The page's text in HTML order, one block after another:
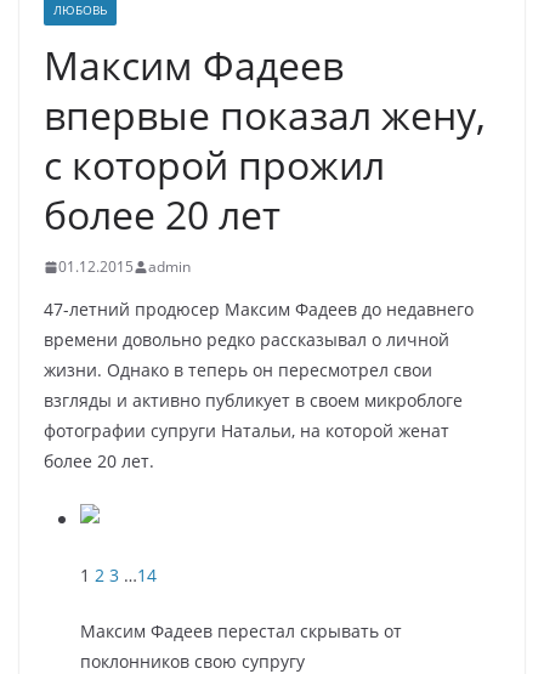
ЛЮБОВЬ
Максим Фадеев
впервые показал жену,
с которой прожил
более 20 лет
01.12.2015 admin
47-летний продюсер Максим Фадеев до недавнего
времени довольно редко рассказывал о личной
жизни. Однако в теперь он пересмотрел свои
взгляды и активно публикует в своем микроблоге
фотографии супруги Натальи, на которой женат
более 20 лет.
1 2 3 …14
Максим Фадеев перестал скрывать от
поклонников свою супругу